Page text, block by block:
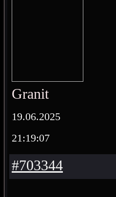
Granit
19.06.2025
21:19:07
#703344